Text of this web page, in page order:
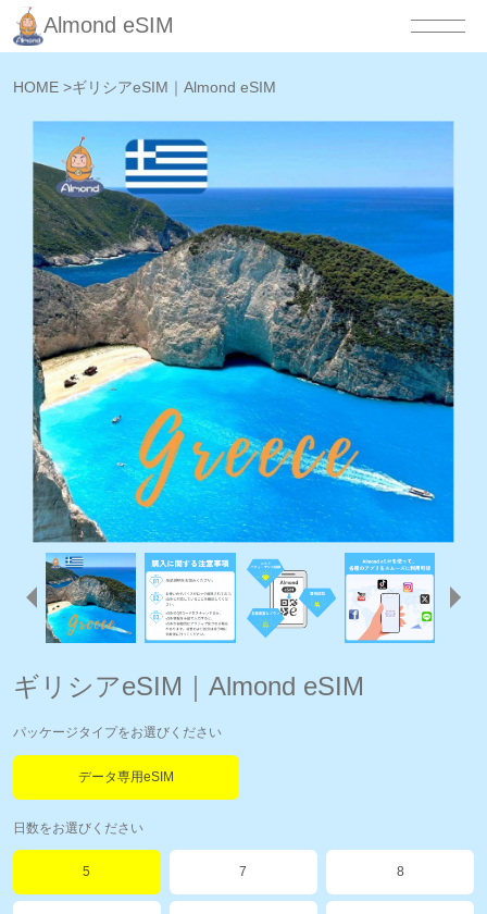
Almond eSIM
HOME >ギリシアeSIM｜Almond eSIM
ギリシアeSIM｜Almond eSIM
パッケージタイプをお選びください
データ専用eSIM
日数をお選びください
5 7 8